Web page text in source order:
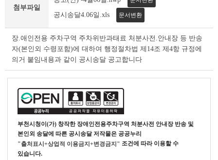
이
첨부파일
공시송달4.06일.xls 문서변환
장.애인전용 주차구역 주차위반과태료 처분사전.안내장 등 반송
자(본인외 수령포함)에 대하여 행정절차법 제14조 제4항 규정에
의거 붙임내용과 같이 공시송달 공고합니다
부천시청이(가) 창작한 장애인전용주차구역 처분사전 안내장 반송 및
본인외 송달에 따른 공시송달저작물은 공공누리
"출처표시+상업적 이용금지+변경금지" 조건에 따라 이용할 수
있습니다.